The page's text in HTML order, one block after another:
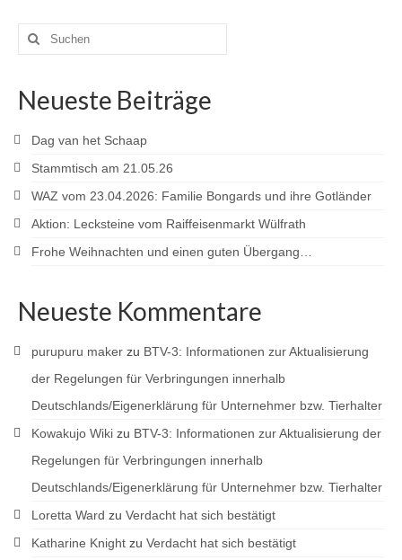
Suchen
nach:
Neueste Beiträge
Dag van het Schaap
Stammtisch am 21.05.26
WAZ vom 23.04.2026: Familie Bongards und ihre Gotländer
Aktion: Lecksteine vom Raiffeisenmarkt Wülfrath
Frohe Weihnachten und einen guten Übergang…
Neueste Kommentare
purupuru maker zu BTV-3: Informationen zur Aktualisierung
der Regelungen für Verbringungen innerhalb
Deutschlands/Eigenerklärung für Unternehmer bzw. Tierhalter
Kowakujo Wiki zu BTV-3: Informationen zur Aktualisierung der
Regelungen für Verbringungen innerhalb
Deutschlands/Eigenerklärung für Unternehmer bzw. Tierhalter
Loretta Ward zu Verdacht hat sich bestätigt
Katharine Knight zu Verdacht hat sich bestätigt